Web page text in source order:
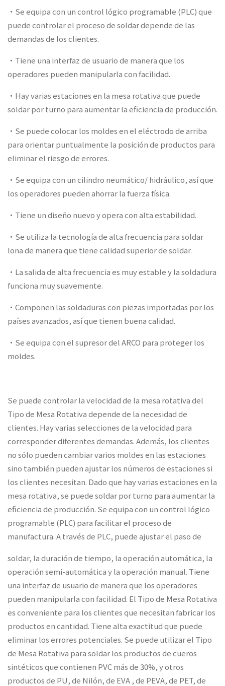
‧Se equipa con un control lógico programable (PLC) que
puede controlar el proceso de soldar depende de las
demandas de los clientes.
‧Tiene una interfaz de usuario de manera que los
operadores pueden manipularla con facilidad.
‧Hay varias estaciones en la mesa rotativa que puede
soldar por turno para aumentar la eficiencia de producción.
‧Se puede colocar los moldes en el eléctrodo de arriba
para orientar puntualmente la posición de productos para
eliminar el riesgo de errores.
‧Se equipa con un cilindro neumático/ hidráulico, así que
los operadores pueden ahorrar la fuerza física.
‧Tiene un diseño nuevo y opera con alta estabilidad.
‧Se utiliza la tecnología de alta frecuencia para soldar
lona de manera que tiene calidad superior de soldar.
‧La salida de alta frecuencia es muy estable y la soldadura
funciona muy suavemente.
‧Componen las soldaduras con piezas importadas por los
países avanzados, así que tienen buena calidad.
‧Se equipa con el supresor del ARCO para proteger los
moldes.
Se puede controlar la velocidad de la mesa rotativa del
Tipo de Mesa Rotativa depende de la necesidad de
clientes. Hay varias selecciones de la velocidad para
corresponder diferentes demandas. Además, los clientes
no sólo pueden cambiar varios moldes en las estaciones
sino también pueden ajustar los números de estaciones si
los clientes necesitan. Dado que hay varias estaciones en la
mesa rotativa, se puede soldar por turno para aumentar la
eficiencia de producción. Se equipa con un control lógico
programable (PLC) para facilitar el proceso de
manufactura. A través de PLC, puede ajustar el paso de
soldar, la duración de tiempo, la operación automática, la
operación semi-automática y la operación manual. Tiene
una interfaz de usuario de manera que los operadores
pueden manipularla con facilidad. El Tipo de Mesa Rotativa
es conveniente para los clientes que necesitan fabricar los
productos en cantidad. Tiene alta exactitud que puede
eliminar los errores potenciales. Se puede utilizar el Tipo
de Mesa Rotativa para soldar los productos de cueros
sintéticos que contienen PVC más de 30%, y otros
productos de PU, de Nilón, de EVA , de PEVA, de PET, de